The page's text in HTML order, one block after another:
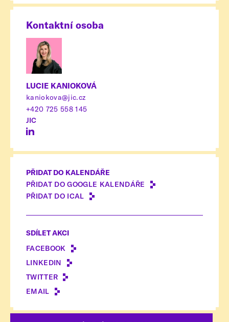
Kontaktní osoba
LUCIE KANIOKOVÁ
kaniokova@jic.cz
+420 725 558 145
JIC
PŘIDAT DO KALENDÁŘE
PŘIDAT DO GOOGLE KALENDÁŘE
PŘIDAT DO ICAL
SDÍLET AKCI
FACEBOOK
LINKEDIN
TWITTER
EMAIL